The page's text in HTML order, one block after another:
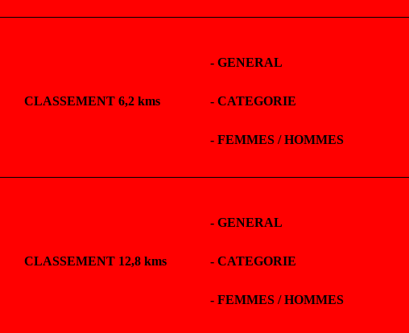
CLASSEMENT 6,2 kms
- GENERAL
- CATEGORIE
- FEMMES / HOMMES
CLASSEMENT 12,8 kms
- GENERAL
- CATEGORIE
- FEMMES / HOMMES